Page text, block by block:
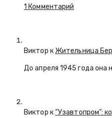
1 Комментарий
Виктор к Жительница
До апреля 1945 года она
Виктор к“Узавтопром”: